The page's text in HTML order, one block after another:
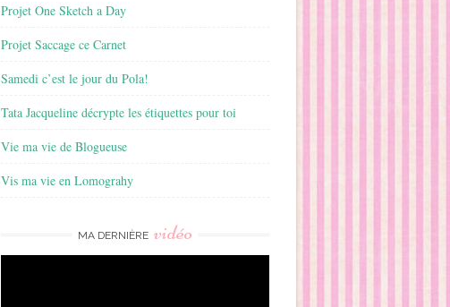
Projet One Sketch a Day
Projet Saccage ce Carnet
Samedi c’est le jour du Pola!
Tata Jacqueline décrypte les étiquettes pour toi
Vie ma vie de Blogueuse
Vis ma vie en Lomograhy
MA DERNIÈRE vidéo